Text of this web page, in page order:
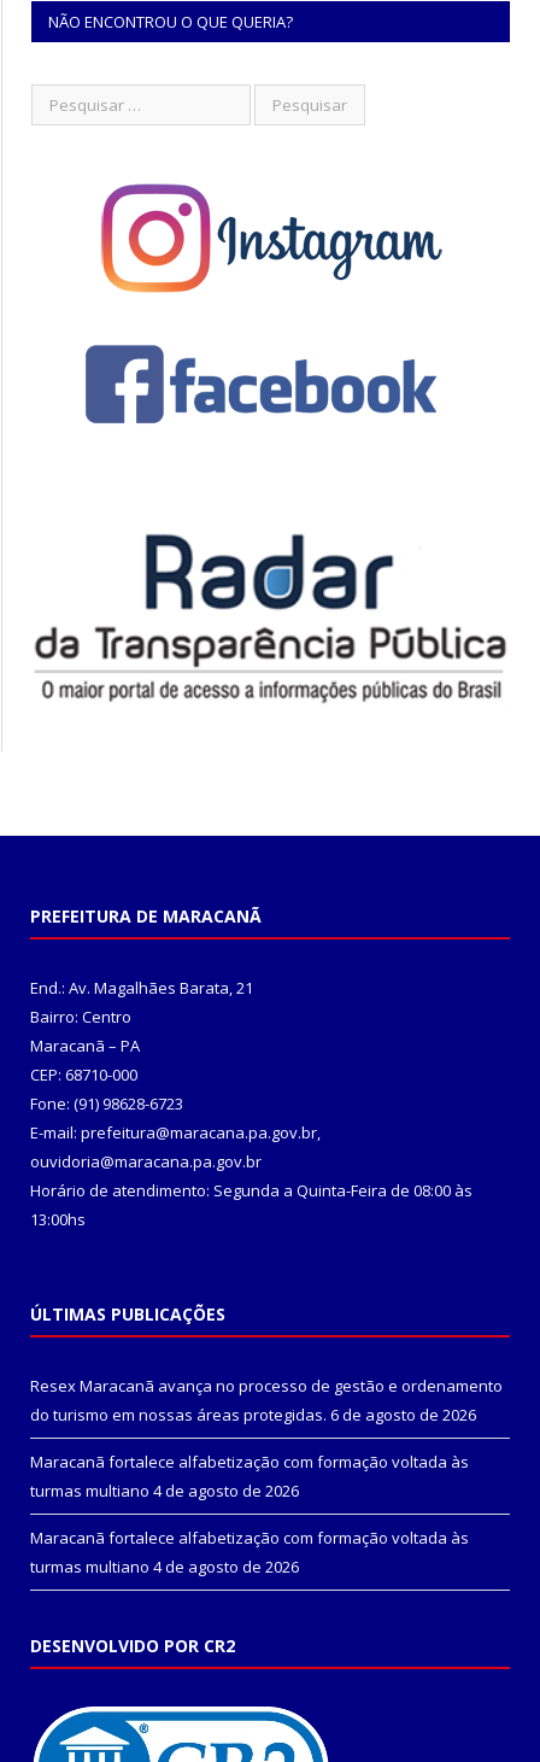
NÃO ENCONTROU O QUE QUERIA?
PREFEITURA DE MARACANÃ
End.: Av. Magalhães Barata, 21
Bairro: Centro
Maracanã – PA
CEP: 68710-000
Fone: (91) 98628-6723
E-mail: prefeitura@maracana.pa.gov.br,
ouvidoria@maracana.pa.gov.br
Horário de atendimento: Segunda a Quinta-Feira de 08:00 às
13:00hs
ÚLTIMAS PUBLICAÇÕES
Resex Maracanã avança no processo de gestão e ordenamento
do turismo em nossas áreas protegidas. 6 de agosto de 2026
Maracanã fortalece alfabetização com formação voltada às
turmas multiano 4 de agosto de 2026
Maracanã fortalece alfabetização com formação voltada às
turmas multiano 4 de agosto de 2026
DESENVOLVIDO POR CR2